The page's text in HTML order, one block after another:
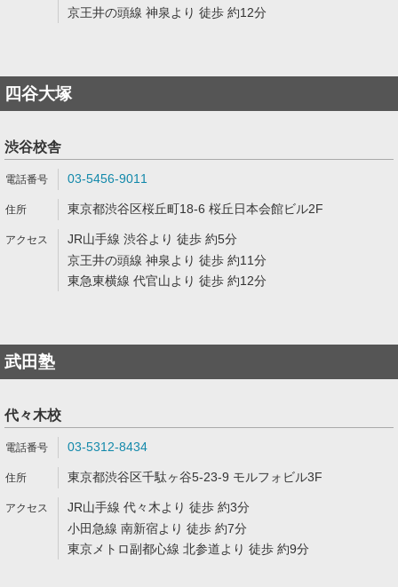
京王井の頭線 神泉より 徒歩 約12分
四谷大塚
渋谷校舎
03-5456-9011
東京都渋谷区桜丘町18-6 桜丘日本会館ビル2F
JR山手線 渋谷より 徒歩 約5分
京王井の頭線 神泉より 徒歩 約11分
東急東横線 代官山より 徒歩 約12分
武田塾
代々木校
03-5312-8434
東京都渋谷区千駄ヶ谷5-23-9 モルフォビル3F
JR山手線 代々木より 徒歩 約3分
小田急線 南新宿より 徒歩 約7分
東京メトロ副都心線 北参道より 徒歩 約9分